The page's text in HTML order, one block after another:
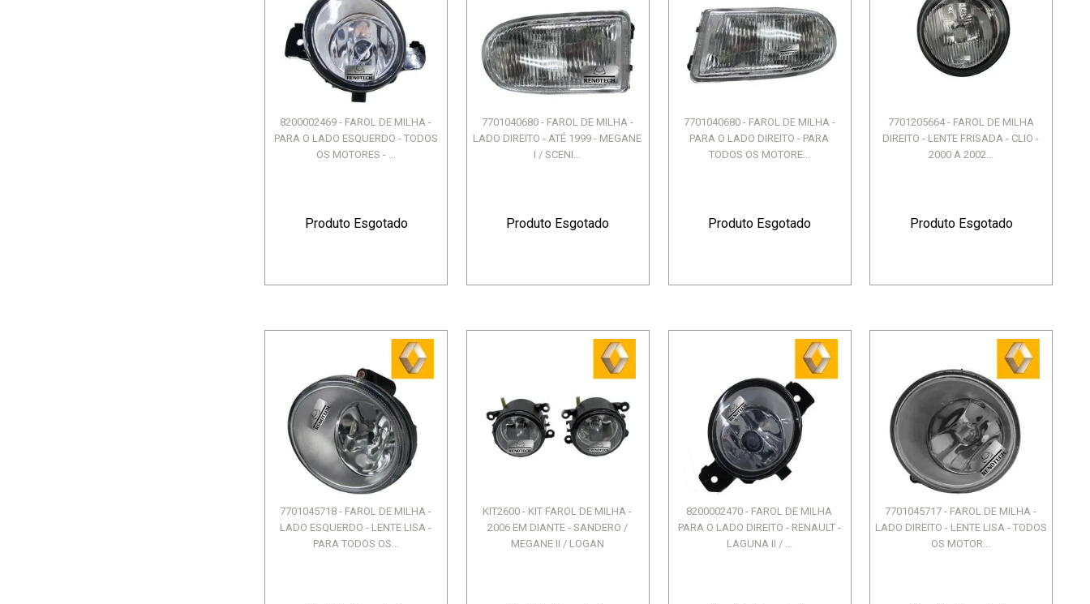
8200002469 - FAROL DE MILHA -
PARA O LADO ESQUERDO - TODOS
OS MOTORES - ...
Produto Esgotado
7701040680 - FAROL DE MILHA -
LADO DIREITO - ATÉ 1999 - MEGANE
I / SCENI...
Produto Esgotado
7701040680 - FAROL DE MILHA -
PARA O LADO DIREITO - PARA
TODOS OS MOTORE...
Produto Esgotado
7701205664 - FAROL DE MILHA
DIREITO - LENTE FRISADA - CLIO -
2000 A 2002...
Produto Esgotado
7701045718 - FAROL DE MILHA -
LADO ESQUERDO - LENTE LISA -
PARA TODOS OS...
KIT2600 - KIT FAROL DE MILHA -
2006 EM DIANTE - SANDERO /
MEGANE II / LOGAN
8200002470 - FAROL DE MILHA
PARA O LADO DIREITO - RENAULT -
LAGUNA II / ...
7701045717 - FAROL DE MILHA -
LADO DIREITO - LENTE LISA - TODOS
OS MOTOR...